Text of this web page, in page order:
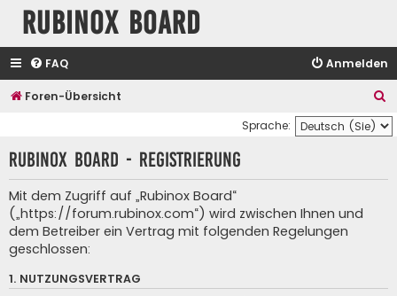
Rubinox Board
FAQ Anmelden
Foren-Übersicht
u
c
Sprache:
Rubinox Board - Registrierung
Mit dem Zugriff auf „Rubinox Board“
(„https://forum.rubinox.com“) wird zwischen Ihnen und
dem Betreiber ein Vertrag mit folgenden Regelungen
geschlossen:
1. NUTZUNGSVERTRAG